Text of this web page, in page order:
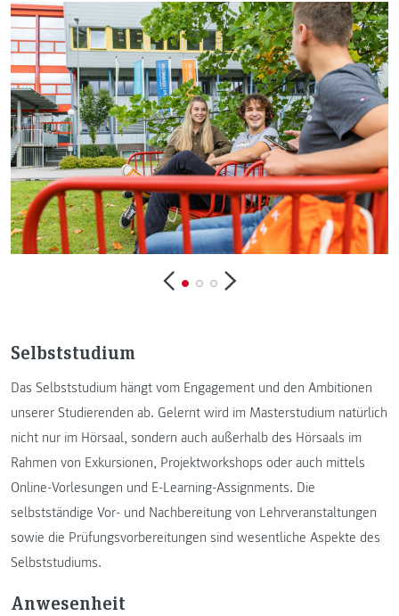
Selbststudium
Das Selbststudium hängt vom Engagement und den Ambitionen
unserer Studierenden ab. Gelernt wird im Masterstudium natürlich
nicht nur im Hörsaal, sondern auch außerhalb des Hörsaals im
Rahmen von Exkursionen, Projektworkshops oder auch mittels
Online-Vorlesungen und E-Learning-Assignments. Die
selbstständige Vor- und Nachbereitung von Lehrveranstaltungen
sowie die Prüfungsvorbereitungen sind wesentliche Aspekte des
Selbststudiums.
Anwesenheit